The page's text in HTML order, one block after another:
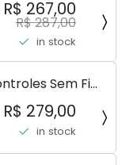
R$ 267,00
R$ 287,00
in stock
Sem Fio
+ Jogos
R$ 279,00
in stock